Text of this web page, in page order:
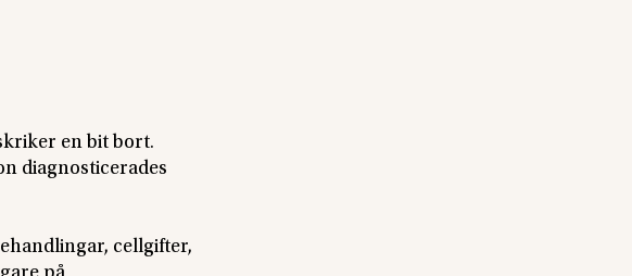
en bit bort.
diagnosticerades
cellgifter,